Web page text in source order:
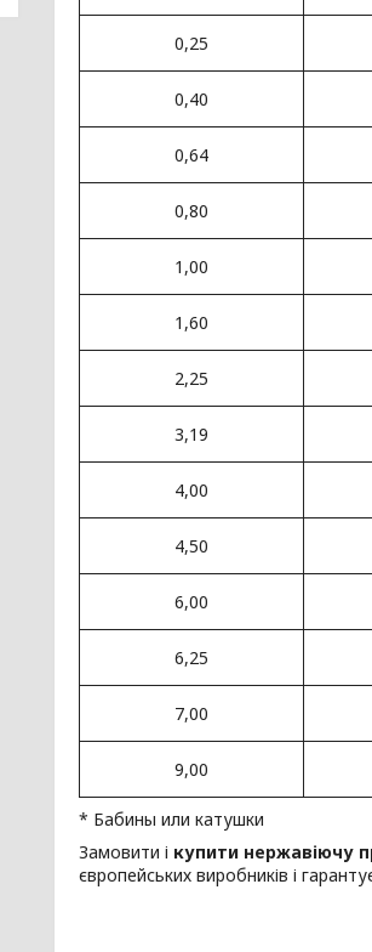
0,25
0,40
0,64
0,80
1,00
1,60
2,25
3,19
4,00
4,50
6,00
6,25
7,00
9,00
* Бабины или катушки
Замовити і купити нержавіючу
європейських виробників і